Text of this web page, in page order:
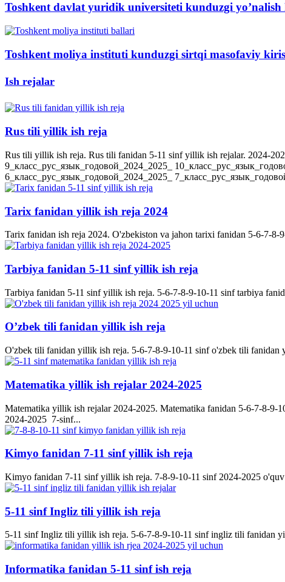
Toshkent davlat yuridik universiteti kunduzgi
Toshkent moliya instituti kunduzgi sirtqi masofaviy
Ish rejalar
Rus tili yillik ish reja
Rus tili yillik ish reja. Rus tili fanidan 5-11 sinf yillik ish rejalar. 2024-
9_класс_рус_язык_годовой_2024_2025_
6_класс_рус_язык_годовой_2024_2025_
Tarix fanidan yillik ish reja 2024
Tarix fanidan ish reja 2024. O'zbekiston va jahon tarixi fanidan 5-6-7-
Tarbiya fanidan 5-11 sinf yillik ish reja
Tarbiya fanidan 5-11 sinf yillik ish reja. 5-6-7-8-9-10-11 sinf tarbiya
O’zbek tili fanidan yillik ish reja
O'zbek tili fanidan yillik ish reja. 5-6-7-8-9-10-11 sinf o'zbek tili
Matematika yillik ish rejalar 2024-2025
Matematika yillik ish rejalar 2024-2025. Matematika fanidan 5-6-7-8-
2024-2025 7-sinf...
Kimyo fanidan 7-11 sinf yillik ish reja
Kimyo fanidan 7-11 sinf yillik ish reja. 7-8-9-10-11 sinf 2024-2025
5-11 sinf Ingliz tili yillik ish reja
5-11 sinf Ingliz tili yillik ish reja. 5-6-7-8-9-10-11 sinf ingliz tili fanidan
Informatika fanidan 5-11 sinf ish reja